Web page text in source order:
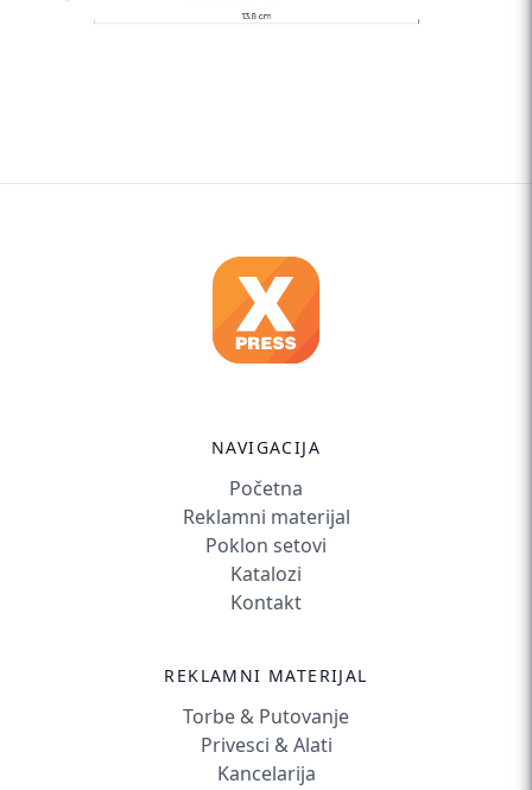
NAVIGACIJA
Početna
Reklamni materijal
Poklon setovi
Katalozi
Kontakt
REKLAMNI MATERIJAL
Torbe & Putovanje
Privesci & Alati
Kancelarija